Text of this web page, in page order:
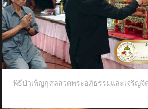
พิธีบำเพ็ญกุศลสวดพระอภิธรรมและเจริญจิ